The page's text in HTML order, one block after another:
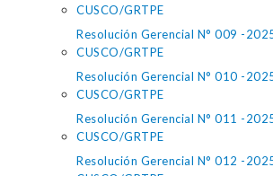
CUSCO/GRTPE
Resolución Gerencial N° 009 -
CUSCO/GRTPE
Resolución Gerencial N° 010 -
CUSCO/GRTPE
Resolución Gerencial N° 011 -
CUSCO/GRTPE
Resolución Gerencial N° 012 -